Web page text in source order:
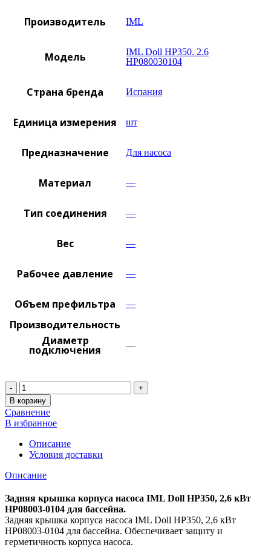
Производитель IML
Модель
IML Doll HP350. 2.6
HP080030104
Страна бренда Испания
Единица измерения шт
Предназначение Для насоса
Материал —
Тип соединения —
Вес —
Рабочее давление —
Объем префильтра —
Производительность
Диаметр
подключения —
Количество
В корзину
Сравнение
В избранное
Описание
Условия доставки
Описание
Задняя крышка корпуса насоса IML Doll HP350, 2,6 кВт
HP08003-0104 для бассейна.
Задняя крышка корпуса насоса IML Doll HP350, 2,6 кВт
HP08003-0104 для бассейна. Обеспечивает защиту и
герметичность корпуса насоса.